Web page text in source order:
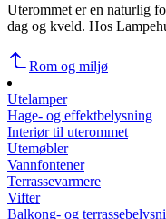
Uterommet er en naturlig
dag og kveld. Hos
Rom og miljø
Utelamper
Hage- og effektbelysning
Interiør til uterommet
Utemøbler
Vannfontener
Terrassevarmere
Vifter
Balkong- og